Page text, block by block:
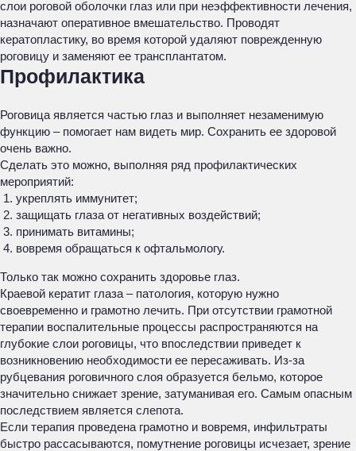
слои роговой оболочки глаз или при неэффективности лечения,
назначают оперативное вмешательство. Проводят
кератопластику, во время которой удаляют поврежденную
роговицу и заменяют ее трансплантатом.
Профилактика
Роговица является частью глаз и выполняет незаменимую
функцию – помогает нам видеть мир. Сохранить ее здоровой
очень важно.
Сделать это можно, выполняя ряд профилактических
мероприятий:
укреплять иммунитет;
защищать глаза от негативных воздействий;
принимать витамины;
вовремя обращаться к офтальмологу.
Только так можно сохранить здоровье глаз.
Краевой кератит глаза – патология, которую нужно
своевременно и грамотно лечить. При отсутствии грамотной
терапии воспалительные процессы распространяются на
глубокие слои роговицы, что впоследствии приведет к
возникновению необходимости ее пересаживать. Из-за
рубцевания роговичного слоя образуется бельмо, которое
значительно снижает зрение, затуманивая его. Самым опасным
последствием является слепота.
Если терапия проведена грамотно и вовремя, инфильтраты
быстро рассасываются, помутнение роговицы исчезает, зрение